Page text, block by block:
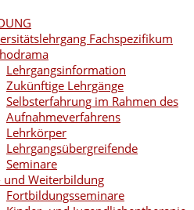
Fachspezifikum
Lehrgangsinformation
Zukünftige Lehrgänge
Selbsterfahrung im Rahmen des
Aufnahmeverfahrens
Lehrkörper
Lehrgangsübergreifende
Seminare
und Weiterbildung
Fortbildungsseminare